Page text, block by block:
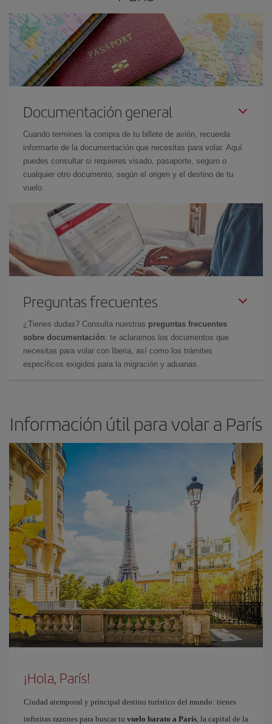
Documentación general
Cuando termines la compra de tu billete de avión, recuerda
informarte de la documentación que necesitas para volar. Aquí
puedes consultar si requieres visado, pasaporte, seguro o
cualquier otro documento, según el origen y el destino de tu
vuelo.
Preguntas frecuentes
¿Tienes dudas? Consulta nuestras preguntas frecuentes
sobre documentación: te aclaramos los documentos que
necesitas para volar con Iberia, así como los trámites
específicos exigidos para la migración y aduanas.
Información útil para volar a París
¡Hola, París!
Ciudad atemporal y principal destino turístico del mundo: tienes
infinitas razones para buscar tu vuelo barato a París, la capital de la